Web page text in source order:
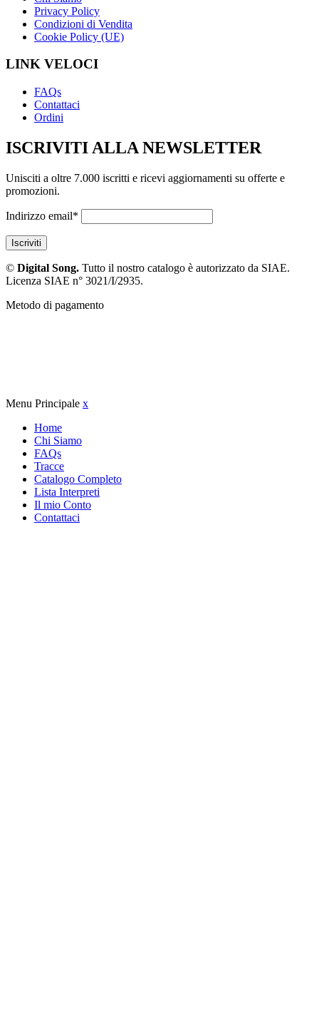
Privacy Policy
Condizioni di Vendita
Cookie Policy (UE)
LINK VELOCI
FAQs
Contattaci
Ordini
ISCRIVITI ALLA NEWSLETTER
Unisciti a oltre 7.000 iscritti e ricevi aggiornamenti su offerte e
promozioni.
Indirizzo email*
© Digital Song. Tutto il nostro catalogo è autorizzato da SIAE.
Licenza SIAE n° 3021/I/2935.
Metodo di pagamento
Menu Principale x
Home
Chi Siamo
FAQs
Tracce
Catalogo Completo
Lista Interpreti
Il mio Conto
Contattaci